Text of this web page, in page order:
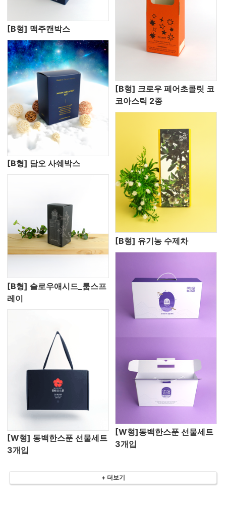
[B형] 맥주캔박스
[B형] 담오 사쉐박스
[B형] 크로우 페어초콜릿 코
코아스틱 2종
[B형] 슬로우애시드_룸스프
레이
[B형] 유기농 수제차
[W형] 동백한스푼 선물세트
3개입
[W형]동백한스푼 선물세트
3개입
+ 더보기